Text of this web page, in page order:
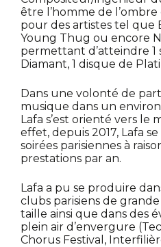
être l’homme de l’ombre
pour des artistes tel que
Young Thug ou encore
permettant d’atteindre 1
Diamant, 1 disque de
Dans une volonté de
musique dans un
Lafa s’est orienté vers le
effet, depuis 2017, Lafa
soirées parisiennes à
prestations par an.
Lafa a pu se produire
clubs parisiens de
taille ainsi que dans des
plein air d’envergure
Chorus Festival,